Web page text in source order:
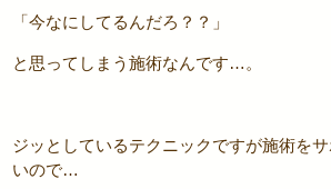
「今なにしてるんだろ？？」
と思ってしまう施術なんです…。
ジッとしているテクニックですが施術を
いので…